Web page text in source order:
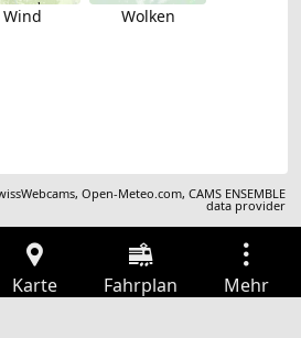
Wind Wolken
,Open-Meteo.com,CAMS ENSEMBLE
data provider
Karte Fahrplan Mehr